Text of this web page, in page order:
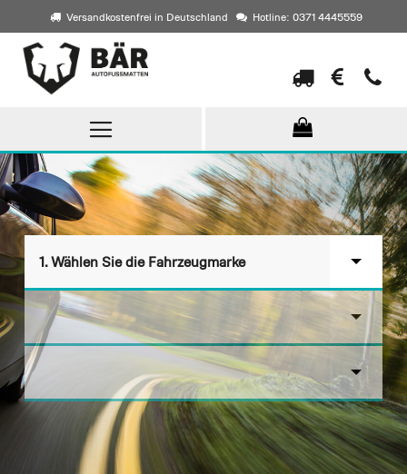
Versandkostenfrei in Deutschland Hotline: 0371 4445559
Direkt
zum
Inhalt
1. Wählen Sie die Fahrzeugmarke
▾